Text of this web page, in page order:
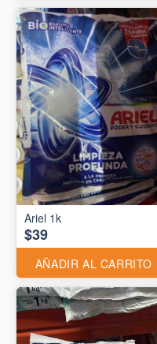
Ariel 1k
$39
AÑADIR AL CARRITO